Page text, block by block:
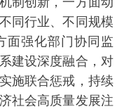
同行业、不同规模
面强化部门协同监
建设深度融合，对
施联合惩戒，持续
社会高质量发展注